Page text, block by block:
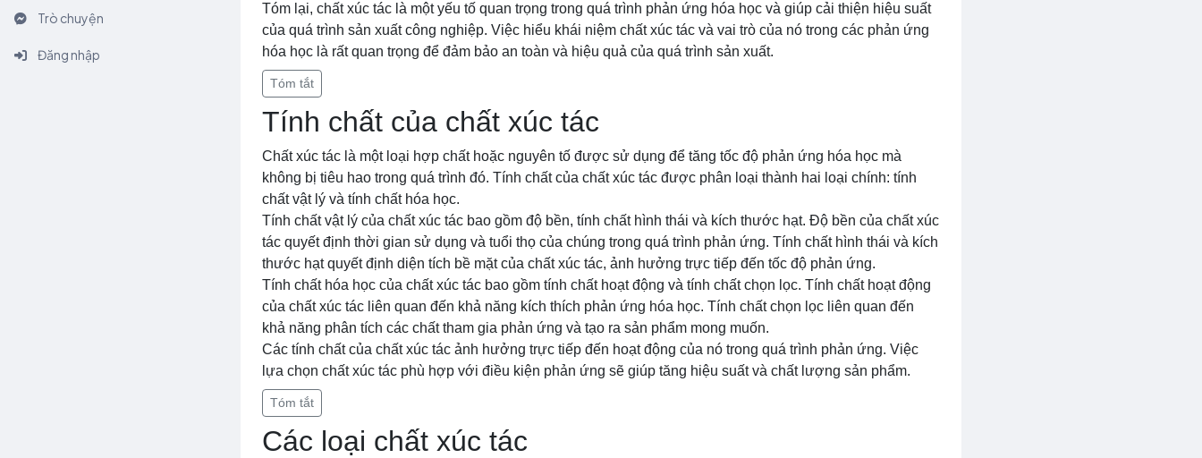
Trò chuyện
Đăng nhập
Tóm lại, chất xúc tác là một yếu tố quan trọng trong quá trình phản ứng hóa học và giúp cải thiện hiệu suất
của quá trình sản xuất công nghiệp. Việc hiểu khái niệm chất xúc tác và vai trò của nó trong các phản ứng
hóa học là rất quan trọng để đảm bảo an toàn và hiệu quả của quá trình sản xuất.
Tóm tắt
Tính chất của chất xúc tác
Chất xúc tác là một loại hợp chất hoặc nguyên tố được sử dụng để tăng tốc độ phản ứng hóa học mà
không bị tiêu hao trong quá trình đó. Tính chất của chất xúc tác được phân loại thành hai loại chính: tính
chất vật lý và tính chất hóa học.
Tính chất vật lý của chất xúc tác bao gồm độ bền, tính chất hình thái và kích thước hạt. Độ bền của chất xúc
tác quyết định thời gian sử dụng và tuổi thọ của chúng trong quá trình phản ứng. Tính chất hình thái và kích
thước hạt quyết định diện tích bề mặt của chất xúc tác, ảnh hưởng trực tiếp đến tốc độ phản ứng.
Tính chất hóa học của chất xúc tác bao gồm tính chất hoạt động và tính chất chọn lọc. Tính chất hoạt động
của chất xúc tác liên quan đến khả năng kích thích phản ứng hóa học. Tính chất chọn lọc liên quan đến
khả năng phân tích các chất tham gia phản ứng và tạo ra sản phẩm mong muốn.
Các tính chất của chất xúc tác ảnh hưởng trực tiếp đến hoạt động của nó trong quá trình phản ứng. Việc
lựa chọn chất xúc tác phù hợp với điều kiện phản ứng sẽ giúp tăng hiệu suất và chất lượng sản phẩm.
Tóm tắt
Các loại chất xúc tác